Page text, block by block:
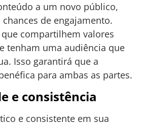
a um novo público,
de engajamento.
compartilhem valores
tenham uma audiência que
Isso garantirá que a
para ambas as partes.
e consistência
e consistente em sua